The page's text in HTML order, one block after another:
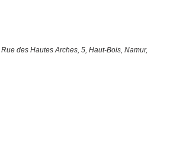
Rue des Hautes Arches, 5, Haut-Bois, Namur,